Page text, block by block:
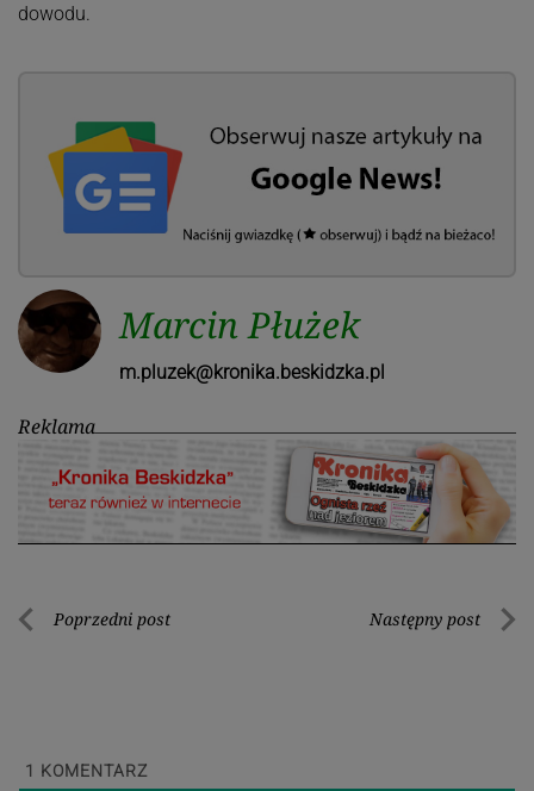
dowodu.
Marcin Płużek
m.pluzek@kronika.beskidzka.pl
Reklama
Nawigacja
Poprzedni post Następny post
1 KOMENTARZ